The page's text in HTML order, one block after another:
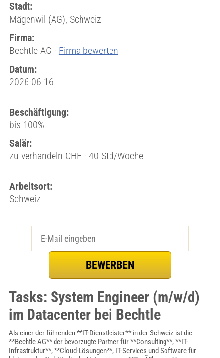
Stadt:
Mägenwil (AG), Schweiz
Firma:
Bechtle AG - Firma bewerten
Datum:
2026-06-16
Beschäftigung:
bis 100%
Salär:
zu verhandeln CHF - 40 Std/Woche
Arbeitsort:
Schweiz
Tasks: System Engineer (m/w/d)
im Datacenter bei Bechtle
Als einer der führenden **IT-Dienstleister** in der Schweiz ist die
**Bechtle AG** der bevorzugte Partner für **Consulting**, **IT-
Infrastruktur**, **Cloud-Lösungen**, IT-Services und Software für